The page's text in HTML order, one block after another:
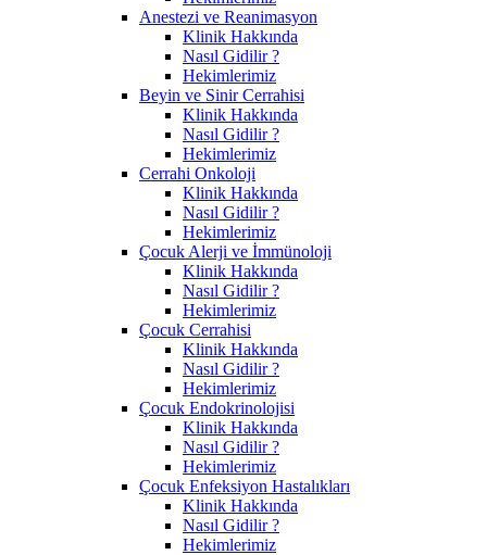
Anestezi ve Reanimasyon
Klinik Hakkında
Nasıl Gidilir ?
Hekimlerimiz
Beyin ve Sinir Cerrahisi
Klinik Hakkında
Nasıl Gidilir ?
Hekimlerimiz
Cerrahi Onkoloji
Klinik Hakkında
Nasıl Gidilir ?
Hekimlerimiz
Çocuk Alerji ve İmmünoloji
Klinik Hakkında
Nasıl Gidilir ?
Hekimlerimiz
Çocuk Cerrahisi
Klinik Hakkında
Nasıl Gidilir ?
Hekimlerimiz
Çocuk Endokrinolojisi
Klinik Hakkında
Nasıl Gidilir ?
Hekimlerimiz
Çocuk Enfeksiyon Hastalıkları
Klinik Hakkında
Nasıl Gidilir ?
Hekimlerimiz